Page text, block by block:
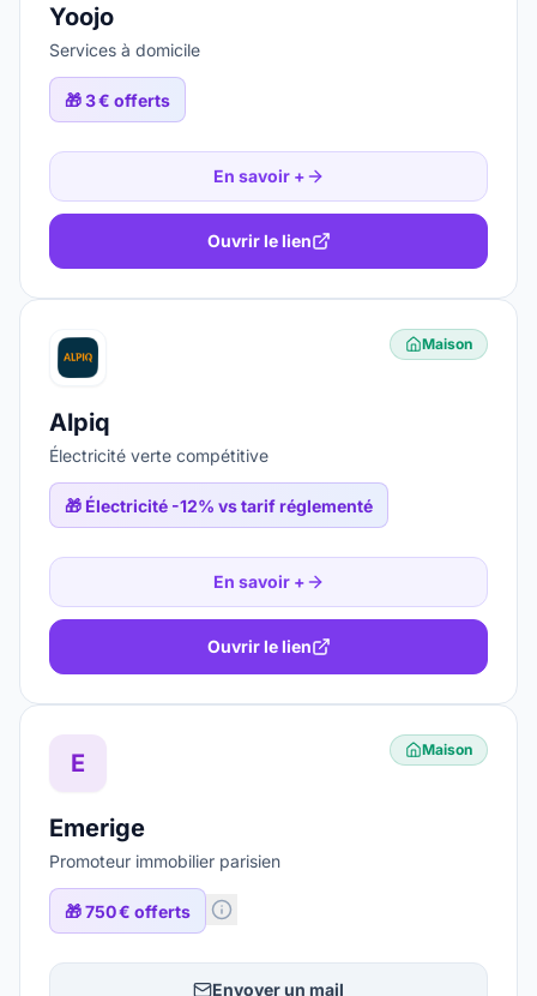
Yoojo
Services à domicile
🎁3 € offerts
En savoir +
Ouvrir le lien
Maison
Alpiq
Électricité verte compétitive
🎁 Électricité -12% vs tarif réglementé
En savoir +
Ouvrir le lien
E Maison
Emerige
Promoteur immobilier parisien
🎁750 € offerts
Envoyer un mail